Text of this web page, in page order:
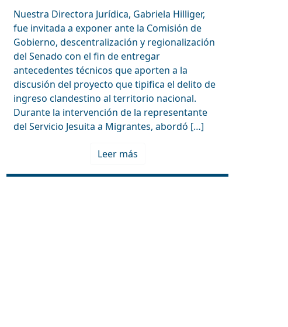
Nuestra Directora Jurídica, Gabriela Hilliger,
fue invitada a exponer ante la Comisión de
Gobierno, descentralización y regionalización
del Senado con el fin de entregar
antecedentes técnicos que aporten a la
discusión del proyecto que tipifica el delito de
ingreso clandestino al territorio nacional.
Durante la intervención de la representante
del Servicio Jesuita a Migrantes, abordó […]
Leer más